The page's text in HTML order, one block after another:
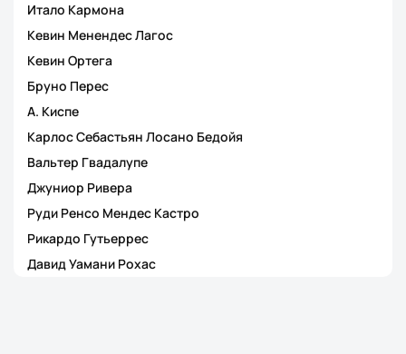
Итало Кармона
Кевин Менендес Лагос
Кевин Ортега
Бруно Перес
А. Киспе
Карлос Себастьян Лосано Бедойя
Вальтер Гвадалупе
Джуниор Ривера
Руди Ренсо Мендес Кастро
Рикардо Гутьеррес
Давид Уамани Рохас